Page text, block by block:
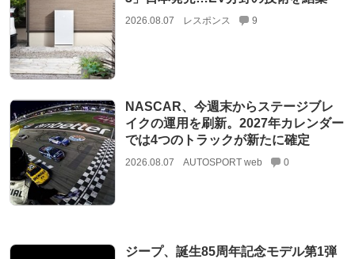
2026.08.07 レスポンス 9
NASCAR、今週末からステージブレ
イクの運用を刷新。2027年カレンダー
では4つのトラックが新たに確定
2026.08.07 AUTOSPORT web 0
ジープ、誕生85周年記念モデル第1弾